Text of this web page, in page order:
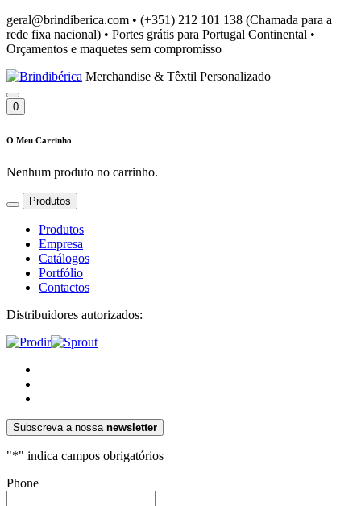
geral@brindiberica.com • (+351) 212 101 138 (Chamada para a
rede fixa nacional) • Portes grátis para Portugal Continental •
Orçamentos e maquetes sem compromisso
Merchandise & Têxtil Personalizado
0
O Meu Carrinho
Nenhum produto no carrinho.
Produtos
Produtos
Empresa
Catálogos
Portfólio
Contactos
Distribuidores autorizados:
Subscreva a nossa newsletter
"*" indica campos obrigatórios
Phone